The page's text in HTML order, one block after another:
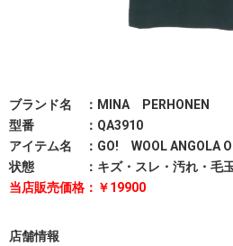
ブランド名 ：MINA PERHONEN
型番 ：QA3910
アイテム名 ：GO! WOOL ANGOLA
状態 ：キズ・スレ・汚れ・毛玉
当店販売価格：￥19900
店舗情報